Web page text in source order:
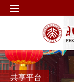
共享平台